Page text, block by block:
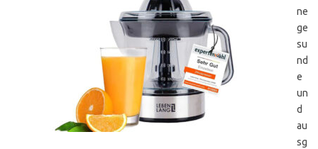
ne
ge
su
nd
e
un
d
au
sg